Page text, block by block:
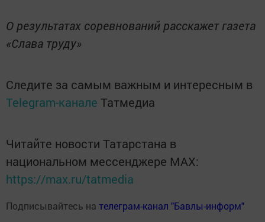
О результатах соревнований расскажет газета
«Слава труду»
Следите за самым важным и интересным в
Telegram-канале Татмедиа
Читайте новости Татарстана в
национальном мессенджере MАХ:
https://max.ru/tatmedia
Подписывайтесь на телеграм-канал "Бавлы-информ"